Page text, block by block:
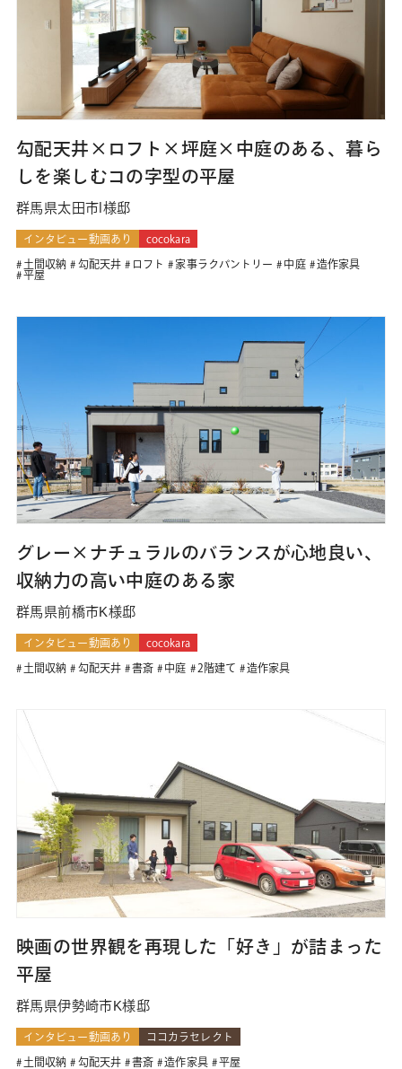
勾配天井×ロフト×坪庭×中庭のある、暮ら
しを楽しむコの字型の平屋
群馬県太田市I様邸
インタビュー動画あり cocokara
土間収納 勾配天井 ロフト 家事ラクパントリー 中庭
造作家具
平屋
グレー×ナチュラルのバランスが心地良い、
収納力の高い中庭のある家
群馬県前橋市K様邸
インタビュー動画あり cocokara
土間収納 勾配天井 書斎 中庭 2階建て 造作家具
映画の世界観を再現した「好き」が詰まった
平屋
群馬県伊勢崎市K様邸
インタビュー動画あり ココカラセレクト
土間収納 勾配天井 書斎 造作家具 平屋